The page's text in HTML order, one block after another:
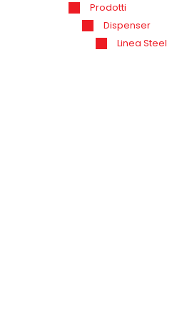
Prodotti
Dispenser
Linea Steel